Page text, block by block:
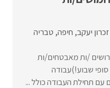
זכרון יעקב חיפה טבריה
/ות מאבטחים/ות
24/7 (כולל סופי שבוע!)עבודה
עם תחילת העבודה כולל ...